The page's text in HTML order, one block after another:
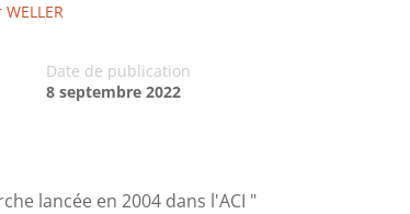
Date de publication
8 septembre 2022
lancée en 2004 dans l'ACI "